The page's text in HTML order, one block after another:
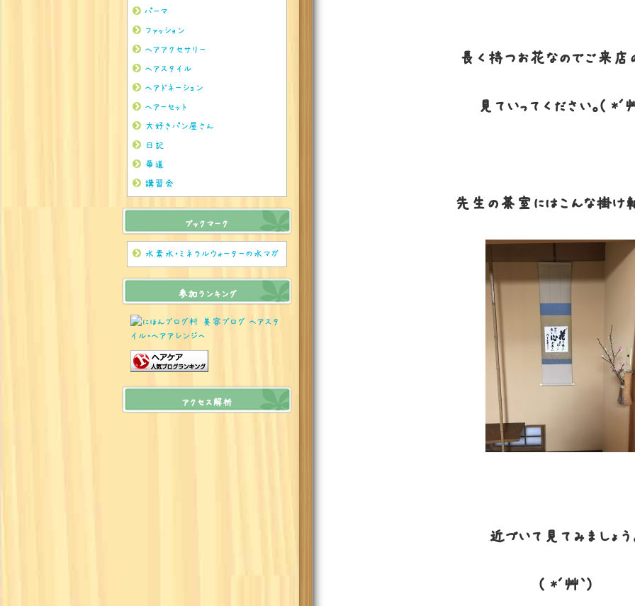
長く持つお花なのでご来店
見ていってください。( *´
先生の茶室にはこんな掛け軸
近づいて見てみましょう
( *´艸｀)
パーマ
ファッション
ヘアアクセサリー
ヘアスタイル
ヘアドネーション
ヘアーセット
大好きパン屋さん
日記
華道
講習会
ブックマーク
水素水・ミネラルウォーターの水マガ
参加ランキング
アクセス解析